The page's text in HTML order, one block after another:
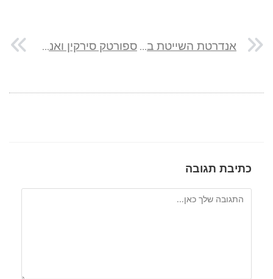
אנדרטת השייטת בשבי ציון ספורטק סירקין ואנדרטת המסוקים בפתח תקווה
כתיבת תגובה